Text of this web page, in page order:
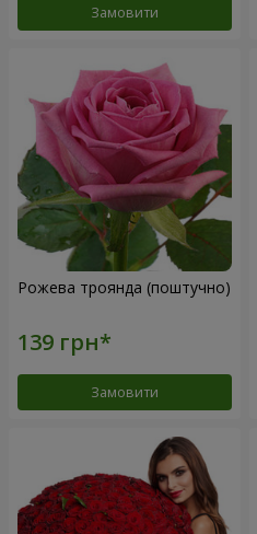
Замовити
Рожева троянда (поштучно)
Замовити